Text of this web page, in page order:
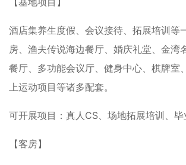
酒店集养生度假、会议接待、拓展培训等
房、渔夫传说海边餐厅、婚庆礼堂、金湾
餐厅、多功能会议厅、健身中心、棋牌室
上运动项目等诸多配套。
可开展项目：真人CS、场地拓展培训、毕
【客房】